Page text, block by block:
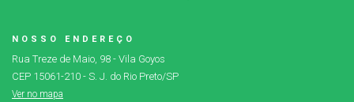
NOSSO ENDEREÇO
Rua Treze de Maio, 98 - Vila Goyos
CEP 15061-210 - S. J. do Rio Preto/SP
Ver no mapa